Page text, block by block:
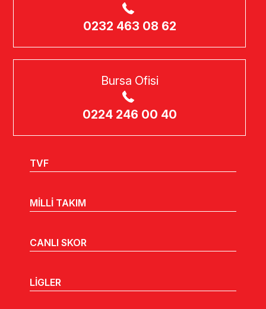
0232 463 08 62
Bursa Ofisi
0224 246 00 40
TVF
MİLLİ TAKIM
CANLI SKOR
LİGLER